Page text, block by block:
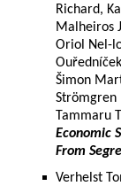
Richard,
Malheiros
Oriol Nel-
Šimon
Strömgren
Tammaru
Economic
From
Verhelst